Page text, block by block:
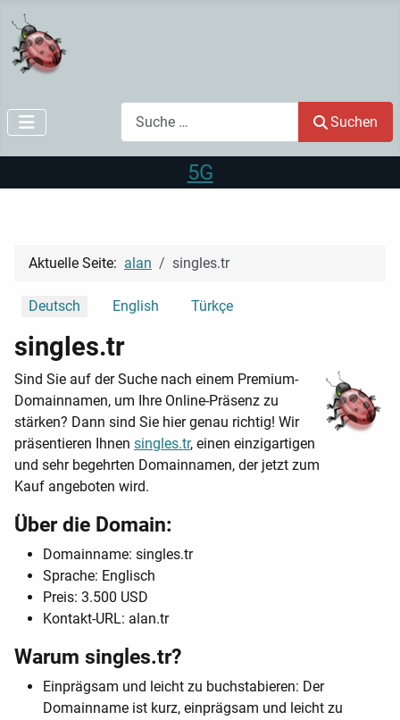
Suchen
5G
Aktuelle Seite: alan singles.tr
Sprache auswählen
Deutsch English Türkçe
singles.tr
Sind Sie auf der Suche nach einem Premium-
Domainnamen, um Ihre Online-Präsenz zu
stärken? Dann sind Sie hier genau richtig! Wir
präsentieren Ihnen singles.tr, einen einzigartigen
und sehr begehrten Domainnamen, der jetzt zum
Kauf angeboten wird.
Über die Domain:
Domainname: singles.tr
Sprache: Englisch
Preis: 3.500 USD
Kontakt-URL: alan.tr
Warum singles.tr?
Einprägsam und leicht zu buchstabieren: Der
Domainname ist kurz, einprägsam und leicht zu